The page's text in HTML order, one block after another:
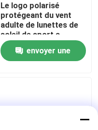
Le logo polarisé
protégeant du vent
adulte de lunettes de
soleil de sport a
adapté aux besoins du
client envoyer une